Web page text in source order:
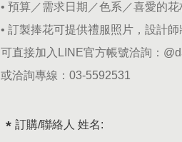
• 預算／需求日期／色系／喜愛的
• 訂製捧花可提供禮服照片，設計
可直接加入LINE官方帳號洽詢：
或洽詢專線： 03-5592531
訂購/聯絡人 姓名: